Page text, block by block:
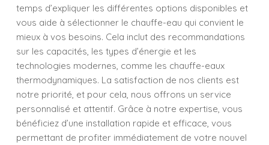
temps d’expliquer les différentes options disponibles et
vous aide à sélectionner le chauffe-eau qui convient le
mieux à vos besoins. Cela inclut des recommandations
sur les capacités, les types d’énergie et les
technologies modernes, comme les chauffe-eaux
thermodynamiques. La satisfaction de nos clients est
notre priorité, et pour cela, nous offrons un service
personnalisé et attentif. Grâce à notre expertise, vous
bénéficiez d’une installation rapide et efficace, vous
permettant de profiter immédiatement de votre nouvel